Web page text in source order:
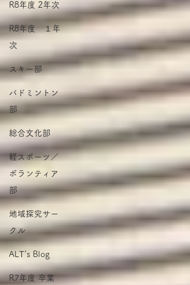
R8年度 2年次
R8年度 １年
次
スキー部
バドミントン
部
総合文化部
軽スポーツ／
ボランティア
部
地域探究サー
クル
ALT's Blog
R7年度 卒業